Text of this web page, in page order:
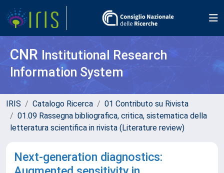
CNR Institutional Research
Information System
IRIS Catalogo Ricerca
01 Contributo su Rivista
01.09 Rassegna bibliografica, critica, sistematica della
letteratura scientifica in rivista (Literature review)
Next-generation diagnostics: